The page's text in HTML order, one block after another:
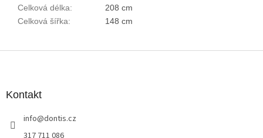
Celková délka:
208 cm
Celková šířka: 148 cm
Kontakt
info@dontis.cz